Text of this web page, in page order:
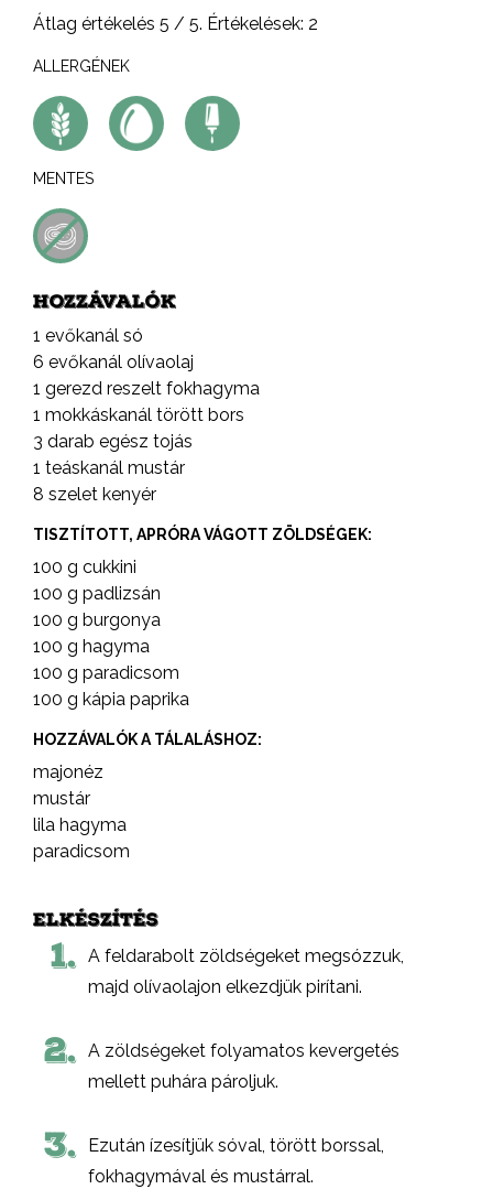
Átlag értékelés 5 / 5. Értékelések: 2
ALLERGÉNEK
MENTES
HOZZÁVALÓK
1 evőkanál só
6 evőkanál olívaolaj
1 gerezd reszelt fokhagyma
1 mokkáskanál törött bors
3 darab egész tojás
1 teáskanál mustár
8 szelet kenyér
TISZTÍTOTT, APRÓRA VÁGOTT ZÖLDSÉGEK:
100 g cukkini
100 g padlizsán
100 g burgonya
100 g hagyma
100 g paradicsom
100 g kápia paprika
HOZZÁVALÓK A TÁLALÁSHOZ:
majonéz
mustár
lila hagyma
paradicsom
ELKÉSZÍTÉS
1. A feldarabolt zöldségeket megsózzuk,
majd olívaolajon elkezdjük pirítani.
2. A zöldségeket folyamatos kevergetés
mellett puhára pároljuk.
3. Ezután ízesítjük sóval, törött borssal,
fokhagymával és mustárral.